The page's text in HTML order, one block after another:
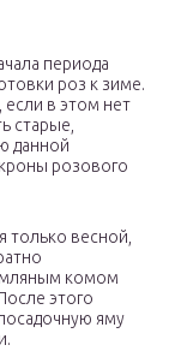
периода
роз к зиме.
если в этом нет
старые,
данной
розового
только весной,
комом
этого
яму